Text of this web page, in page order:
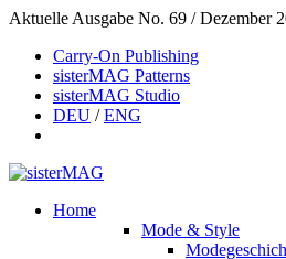
Aktuelle Ausgabe No. 69 / Dezember
Carry-On Publishing
sisterMAG Patterns
sisterMAG Studio
DEU /ENG
Home
Mode & Style